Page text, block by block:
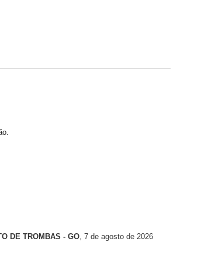
DE TROMBAS - GO , 7 de agosto de 2026